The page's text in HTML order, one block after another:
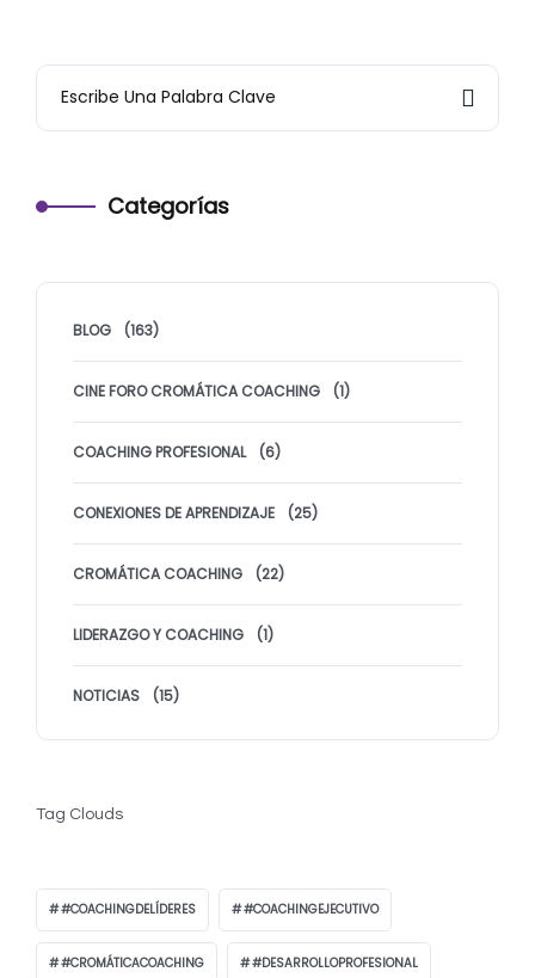
Categorías
BLOG (163)
CINE FORO CROMÁTICA COACHING (1)
COACHING PROFESIONAL (6)
CONEXIONES DE APRENDIZAJE (25)
CROMÁTICA COACHING (22)
LIDERAZGO Y COACHING (1)
NOTICIAS (15)
Tag Clouds
#COACHINGDELÍDERES #COACHINGEJECUTIVO
#CROMÁTICACOACHING #DESARROLLOPROFESIONAL